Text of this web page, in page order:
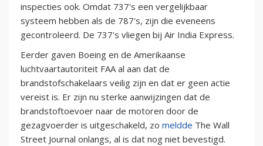
inspecties ook. Omdat 737's een vergelijkbaar
systeem hebben als de 787's, zijn die eveneens
gecontroleerd. De 737's vliegen bij Air India Express.
Eerder gaven Boeing en de Amerikaanse
luchtvaartautoriteit FAA al aan dat de
brandstofschakelaars veilig zijn en dat er geen actie
vereist is. Er zijn nu sterke aanwijzingen dat de
brandstoftoevoer naar de motoren door de
gezagvoerder is uitgeschakeld, zo meldde The Wall
Street Journal onlangs, al is dat nog niet bevestigd.